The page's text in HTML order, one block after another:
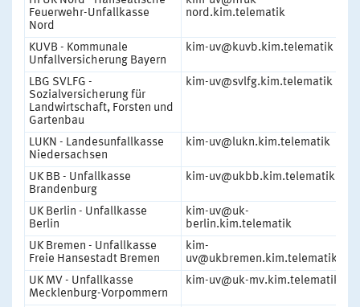
Feuerwehr-Unfallkasse
Nord
nord.kim.telematik
KUVB - Kommunale
Unfallversicherung Bayern
kim-uv@kuvb.kim.telematik
LBG SVLFG -
Sozialversicherung für
Landwirtschaft, Forsten und
Gartenbau
kim-uv@svlfg.kim.telematik
LUKN - Landesunfallkasse
Niedersachsen
kim-uv@lukn.kim.telematik
UK BB - Unfallkasse
Brandenburg
kim-uv@ukbb.kim.telematik
UK Berlin - Unfallkasse
Berlin
kim-uv@uk-
berlin.kim.telematik
UK Bremen - Unfallkasse
Freie Hansestadt Bremen
kim-
uv@ukbremen.kim.telematik
UK MV - Unfallkasse
Mecklenburg-Vorpommern
kim-uv@uk-mv.kim.telematik